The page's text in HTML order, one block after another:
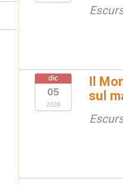
dic
05
2026
Il
sul